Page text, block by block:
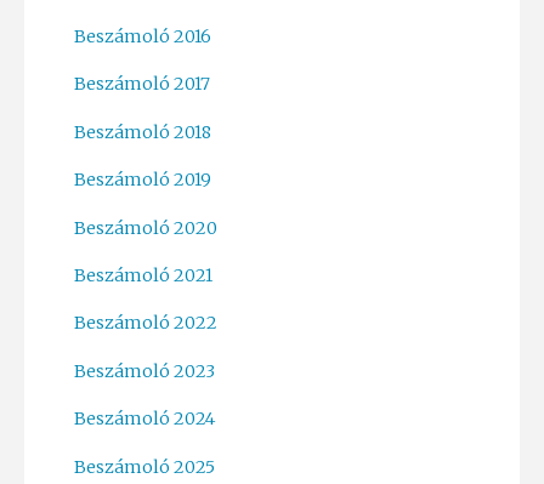
Beszámoló 2016
Beszámoló 2017
Beszámoló 2018
Beszámoló 2019
Beszámoló 2020
Beszámoló 2021
Beszámoló 2022
Beszámoló 2023
Beszámoló 2024
Beszámoló 2025